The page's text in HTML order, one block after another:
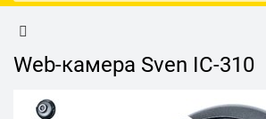
Web-камера Sven IC-310